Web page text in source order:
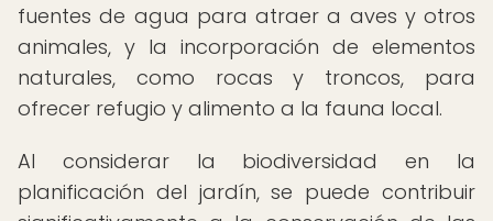
fuentes de agua para atraer a aves y otros
animales, y la incorporación de elementos
naturales, como rocas y troncos, para
ofrecer refugio y alimento a la fauna local.
Al considerar la biodiversidad en la
planificación del jardín, se puede contribuir